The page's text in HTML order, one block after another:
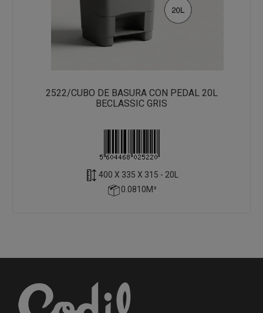
2522/CUBO DE BASURA CON PEDAL 20L
BECLASSIC GRIS
400 X 335 X 315 - 20L
0.0810M³